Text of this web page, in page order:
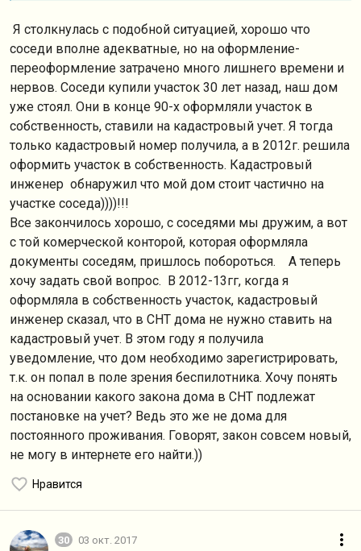
Я столкнулась с подобной ситуацией, хорошо что
соседи вполне адекватные, но на оформление-
переоформление затрачено много лишнего времени и
нервов. Соседи купили участок 30 лет назад, наш дом
уже стоял. Они в конце 90-х оформляли участок в
собственность, ставили на кадастровый учет. Я тогда
только кадастровый номер получила, а в 2012г. решила
оформить участок в собственность. Кадастровый
инженер обнаружил что мой дом стоит частично на
участке соседа))))!!!
Все закончилось хорошо, с соседями мы дружим, а вот
с той комерческой конторой, которая оформляла
документы соседям, пришлось побороться. А теперь
хочу задать свой вопрос. В 2012-13гг, когда я
оформляла в собственность участок, кадастровый
инженер сказал, что в СНТ дома не нужно ставить на
кадастровый учет. В этом году я получила
уведомление, что дом необходимо зарегистрировать,
т.к. он попал в поле зрения беспилотника. Хочу понять
на основании какого закона дома в СНТ подлежат
постановке на учет? Ведь это же не дома для
постоянного проживания. Говорят, закон совсем новый,
не могу в интернете его найти.))
Нравится
30 03 окт. 2017